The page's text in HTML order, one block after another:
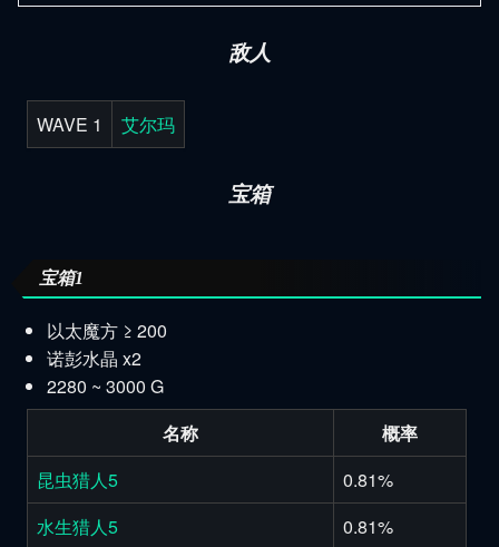
敌人
WAVE 1 艾尔玛
宝箱
宝箱1
以太魔方 ≥ 200
诺彭水晶 x2
2280 ~ 3000 G
名称
概率
昆虫猎人5
0.81%
水生猎人5
0.81%